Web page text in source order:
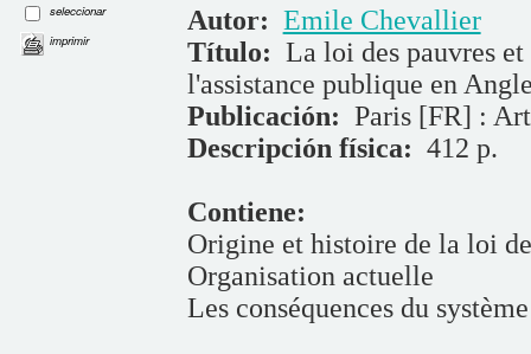
seleccionar
imprimir
Autor: Emile Chevallier
Título: La loi des pauvres
l'assistance publique en
Publicación: Paris [FR] :
Descripción física: 412 p.
Contiene:
Origine et histoire de la loi
Organisation actuelle
Les conséquences du système